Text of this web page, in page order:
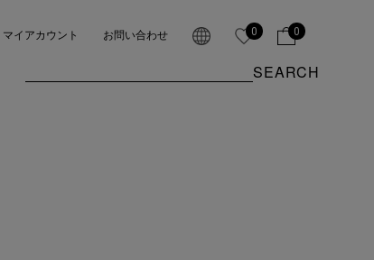
マイアカウント お問い合わせ 0 0
SEARCH